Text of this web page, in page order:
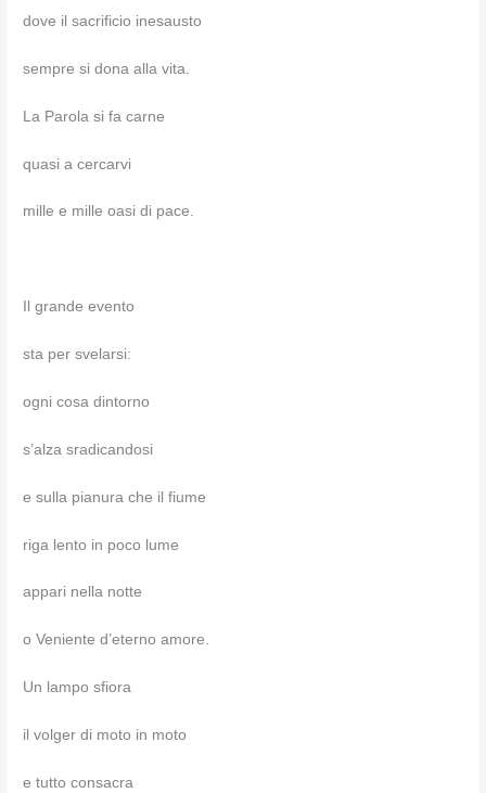
dove il sacrificio inesausto
sempre si dona alla vita.
La Parola si fa carne
quasi a cercarvi
mille e mille oasi di pace.
Il grande evento
sta per svelarsi:
ogni cosa dintorno
s’alza sradicandosi
e sulla pianura che il fiume
riga lento in poco lume
appari nella notte
o Veniente d’eterno amore.
Un lampo sfiora
il volger di moto in moto
e tutto consacra